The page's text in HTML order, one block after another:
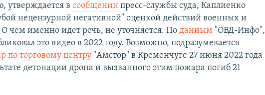
утверждается всообщении пресс-службы суда, Каплиенко
нецензурной негативной" оценкой действий военных и
чем именно идет речь, не уточняется. Поданным "ОВД-Инфо",
это видео в 2022 году. Возможно, подразумевается
по торговому центру "Амстор" в Кременчуге 27 июня 2022 года
детонации дрона и вызванного этим пожара погиб 21